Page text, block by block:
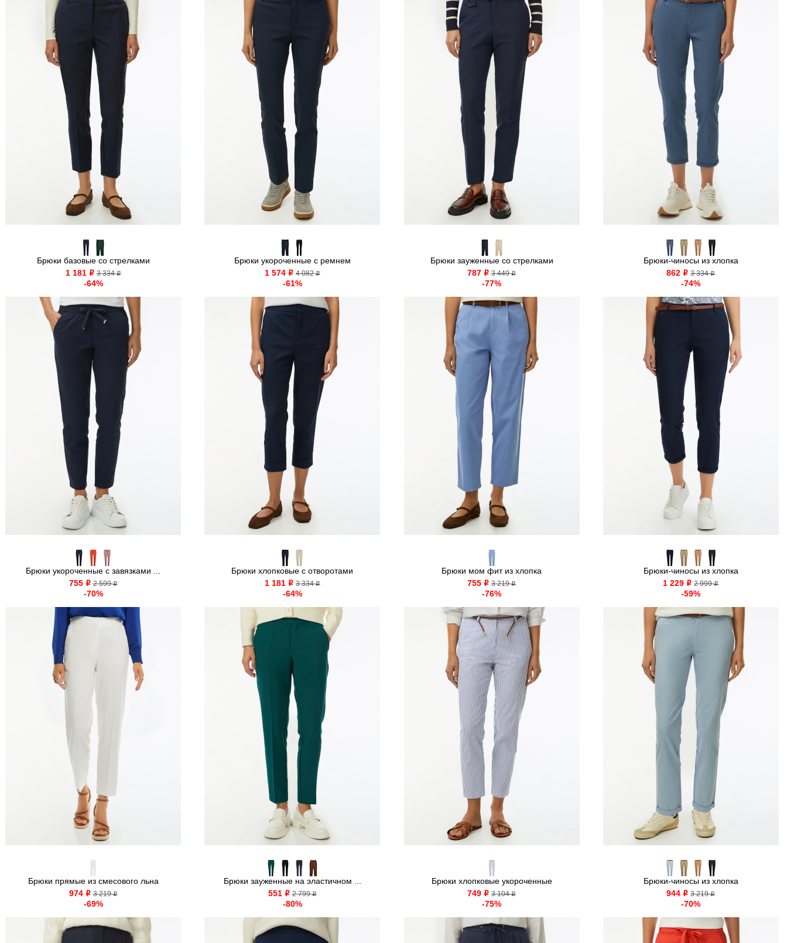
Брюки базовые со стрелками
1 181 o 3 334o
-64%
Брюки укороченные с ремнем
1 574 o 4 082o
-61%
Брюки зауженные со стрелками
787 o 3 449o
-77%
Брюки-чиносы из хлопка
862 o 3 334o
-74%
Брюки укороченные с завязками ...
755 o 2 599o
-70%
Брюки хлопковые с отворотами
1 181 o 3 334o
-64%
Брюки мом фит из хлопка
755 o 3 219o
-76%
Брюки-чиносы из хлопка
1 229 o 2 999o
-59%
Брюки прямые из смесового льна
974 o 3 219o
-69%
Брюки зауженные на эластичном ...
551 o 2 799o
-80%
Брюки хлопковые укороченные
749 o 3 104o
-75%
Брюки-чиносы из хлопка
944 o 3 219o
-70%